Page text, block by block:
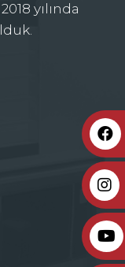
yılında